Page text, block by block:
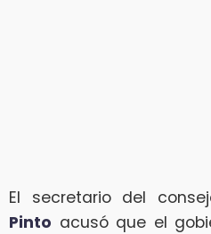
El secretario del
Pinto acusó que el